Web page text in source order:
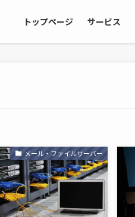
トップページ サービス
メール・ファイルサーバー